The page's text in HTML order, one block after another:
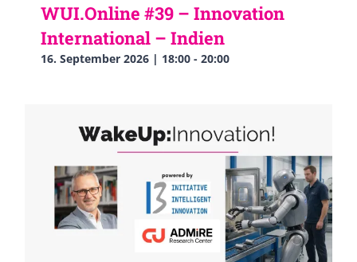
WUI.Online #39 – Innovation
International – Indien
16. September 2026 | 18:00 - 20:00